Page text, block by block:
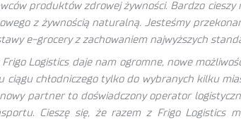
produktów zdrowej żywności. Bardzo
z żywnością naturalną. Jesteśmy
e-grocery z zachowaniem najwyższych
Frigo Logistics daje nam ogromne, nowe
ciągu chłodniczego tylko do wybranych kilku
partner to doświadczony operator
Cieszę się, że razem z Frigo Logistics